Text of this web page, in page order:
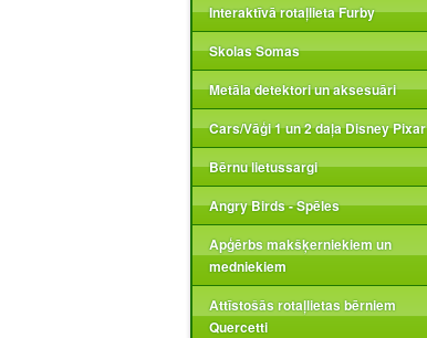
Interaktīvā rotaļlieta Furby
Skolas Somas
Metāla detektori un aksesuāri
Cars/Vāģi 1 un 2 daļa Disney Pixar
Bērnu lietussargi
Angry Birds - Spēles
Apģērbs makšķerniekiem un
medniekiem
Attīstošās rotaļlietas bērniem
Quercetti